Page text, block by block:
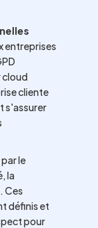
entreprises
cloud
cliente
s'assurer
le
la
Ces
définis et
pour